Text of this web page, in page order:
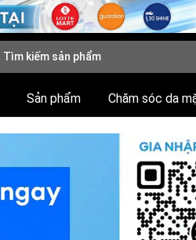
Sản phẩm Chăm sóc da